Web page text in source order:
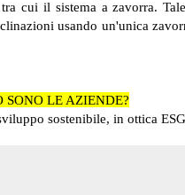
cui il sistema a zavorra.
usando un'unica
LE AZIENDE?
sostenibile, in ottica